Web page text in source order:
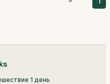
1 день